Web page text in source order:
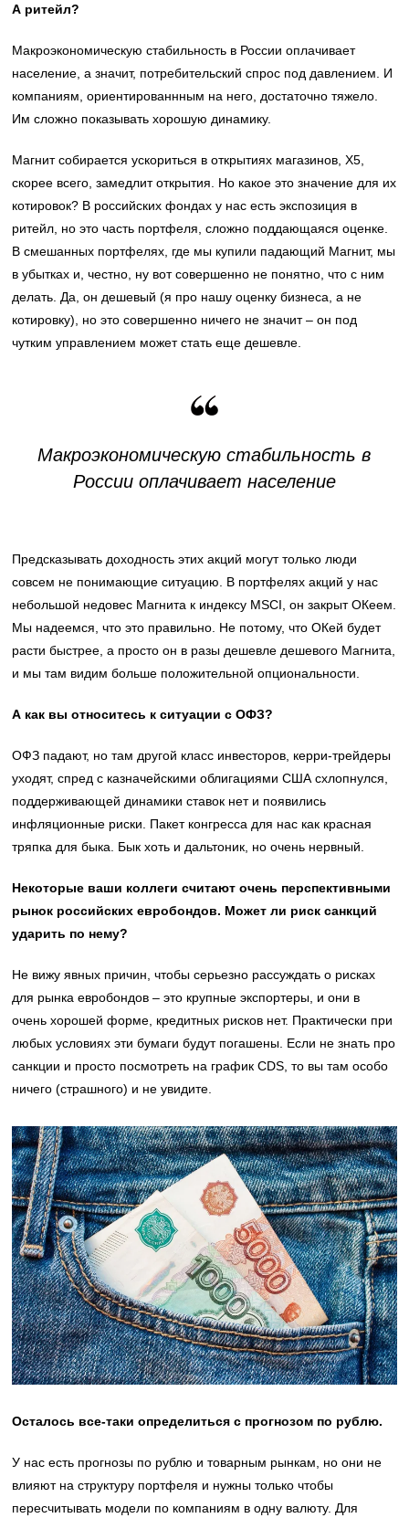
А ритейл?
Макроэкономическую стабильность в России оплачивает
население, а значит, потребительский спрос под давлением. И
компаниям, ориентированнным на него, достаточно тяжело.
Им сложно показывать хорошую динамику.
Магнит собирается ускориться в открытиях магазинов, X5,
скорее всего, замедлит открытия. Но какое это значение для их
котировок? В российских фондах у нас есть экспозиция в
ритейл, но это часть портфеля, сложно поддающаяся оценке.
В смешанных портфелях, где мы купили падающий Магнит, мы
в убытках и, честно, ну вот совершенно не понятно, что с ним
делать. Да, он дешевый (я про нашу оценку бизнеса, а не
котировку), но это совершенно ничего не значит – он под
чутким управлением может стать еще дешевле.
Макроэкономическую стабильность в
России оплачивает население
Предсказывать доходность этих акций могут только люди
совсем не понимающие ситуацию. В портфелях акций у нас
небольшой недовес Магнита к индексу MSCI, он закрыт ОКеем.
Мы надеемся, что это правильно. Не потому, что ОКей будет
расти быстрее, а просто он в разы дешевле дешевого Магнита,
и мы там видим больше положительной опциональности.
А как вы относитесь к ситуации с ОФЗ?
ОФЗ падают, но там другой класс инвесторов, керри-трейдеры
уходят, спред с казначейскими облигациями США схлопнулся,
поддерживающей динамики ставок нет и появились
инфляционные риски. Пакет конгресса для нас как красная
тряпка для быка. Бык хоть и дальтоник, но очень нервный.
Некоторые ваши коллеги считают очень перспективными
рынок российских евробондов. Может ли риск санкций
ударить по нему?
Не вижу явных причин, чтобы серьезно рассуждать о рисках
для рынка евробондов – это крупные экспортеры, и они в
очень хорошей форме, кредитных рисков нет. Практически при
любых условиях эти бумаги будут погашены. Если не знать про
санкции и просто посмотреть на график CDS, то вы там особо
ничего (страшного) и не увидите.
Осталось все-таки определиться с прогнозом по рублю.
У нас есть прогнозы по рублю и товарным рынкам, но они не
влияют на структуру портфеля и нужны только чтобы
пересчитывать модели по компаниям в одну валюту. Для